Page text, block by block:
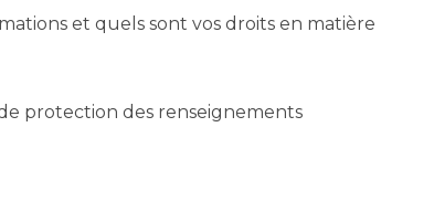
et quels sont vos droits en matière
protection des renseignements